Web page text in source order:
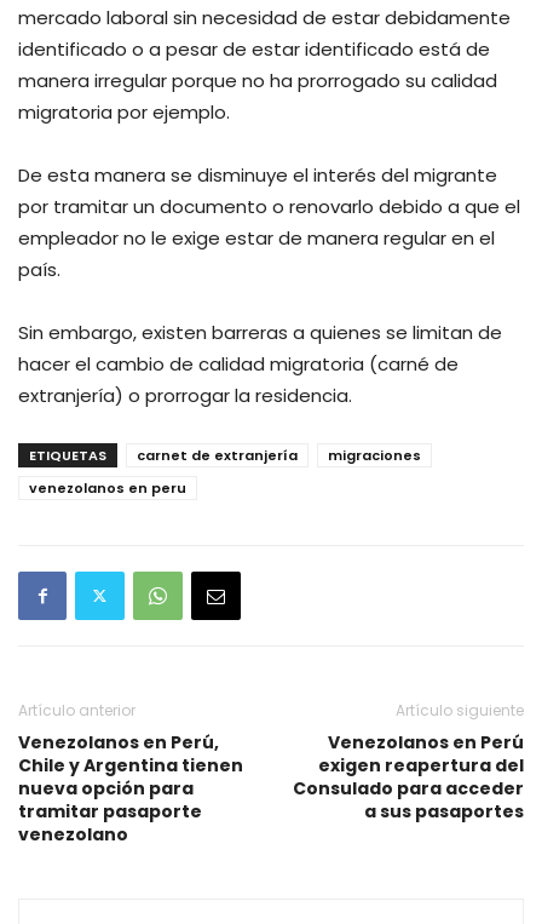
mercado laboral sin necesidad de estar debidamente
identificado o a pesar de estar identificado está de
manera irregular porque no ha prorrogado su calidad
migratoria por ejemplo.
De esta manera se disminuye el interés del migrante
por tramitar un documento o renovarlo debido a que el
empleador no le exige estar de manera regular en el
país.
Sin embargo, existen barreras a quienes se limitan de
hacer el cambio de calidad migratoria (carné de
extranjería) o prorrogar la residencia.
ETIQUETAS carnet de extranjería
migraciones
venezolanos en peru
Artículo anterior
Venezolanos en Perú,
Chile y Argentina tienen
nueva opción para
tramitar pasaporte
venezolano
Artículo siguiente
Venezolanos en Perú
exigen reapertura del
Consulado para acceder
a sus pasaportes